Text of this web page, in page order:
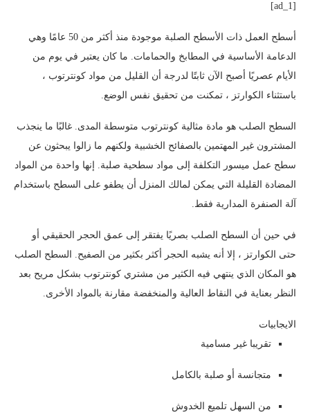
[ad_1]
أسطح العمل ذات الأسطح الصلبة موجودة منذ أكثر من 50 عامًا وهي
الدعامة الأساسية في المطابخ والحمامات. ما كان يعتبر في يوم من
الأيام عصريًا أصبح الآن ثابتًا لدرجة أن القليل من مواد كونترتوب ،
باستثناء الكوارتز ، تمكنت من تحقيق نفس الوضع.
السطح الصلب هو مادة مثالية كونترتوب متوسطة المدى. غالبًا ما ينجذب
المشترون غير المهتمين بالصفائح الخشبية ولكنهم ما زالوا يبحثون عن
سطح عمل ميسور التكلفة إلى مواد سطحية صلبة. إنها واحدة من المواد
المضادة القليلة التي يمكن لمالك المنزل أن يطفو على السطح باستخدام
آلة الصنفرة المدارية فقط.
في حين أن السطح الصلب بصريًا يفتقر إلى عمق الحجر الحقيقي أو
حتى الكوارتز ، إلا أنه يشبه الحجر أكثر بكثير من الصفيح. السطح الصلب
هو المكان الذي ينتهي فيه الكثير من مشتري كونترتوب بشكل مريح بعد
النظر بعناية في النقاط العالية والمنخفضة مقارنة بالمواد الأخرى.
الايجابيات
تقريبا غير مسامية
متجانسة أو صلبة بالكامل
من السهل تلميع الخدوش